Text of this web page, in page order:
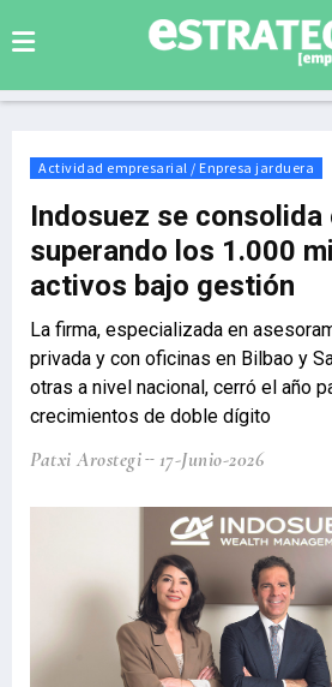
Actividad empresarial / Enpresa jarduera
Indosuez se consolida
superando los 1.000
activos bajo gestión
La firma, especializada en
privada y con oficinas en Bilbao y
otras a nivel nacional, cerró el año
crecimientos de doble dígito
Patxi Arostegi 17-Junio-2026